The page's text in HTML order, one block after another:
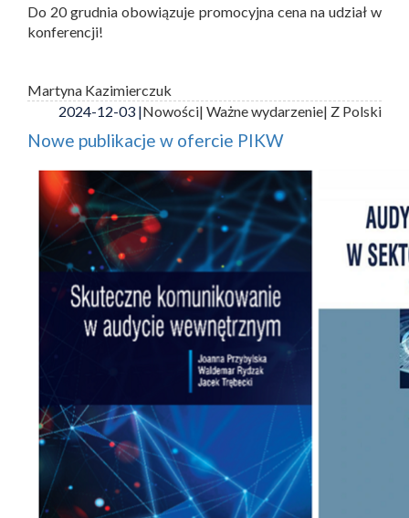
Do 20 grudnia obowiązuje promocyjna cena na udział w
konferencji!
Martyna Kazimierczuk
2024-12-03 |Nowości| Ważne wydarzenie| Z Polski
Nowe publikacje w ofercie PIKW